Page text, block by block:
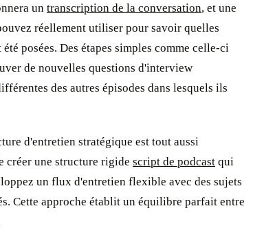
un transcription de la conversation, et une
réellement utiliser pour savoir quelles
posées. Des étapes simples comme celle-ci
de nouvelles questions d'interview
des autres épisodes dans lesquels ils
d'entretien stratégique est tout aussi
créer une structure rigide script de podcast qui
un flux d'entretien flexible avec des sujets
Cette approche établit un équilibre parfait entre